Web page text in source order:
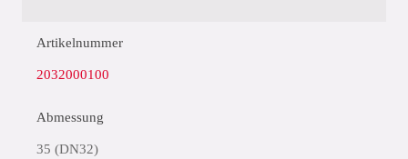
Artikelnummer
2032000100
Abmessung
35 (DN32)